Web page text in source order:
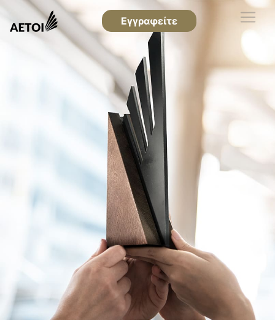
Εγγραφείτε